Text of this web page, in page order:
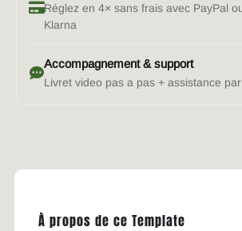
Réglez en 4× sans frais avec PayPal
Klarna
Accompagnement & support
Livret video pas a pas + assistance
À propos de ce Template